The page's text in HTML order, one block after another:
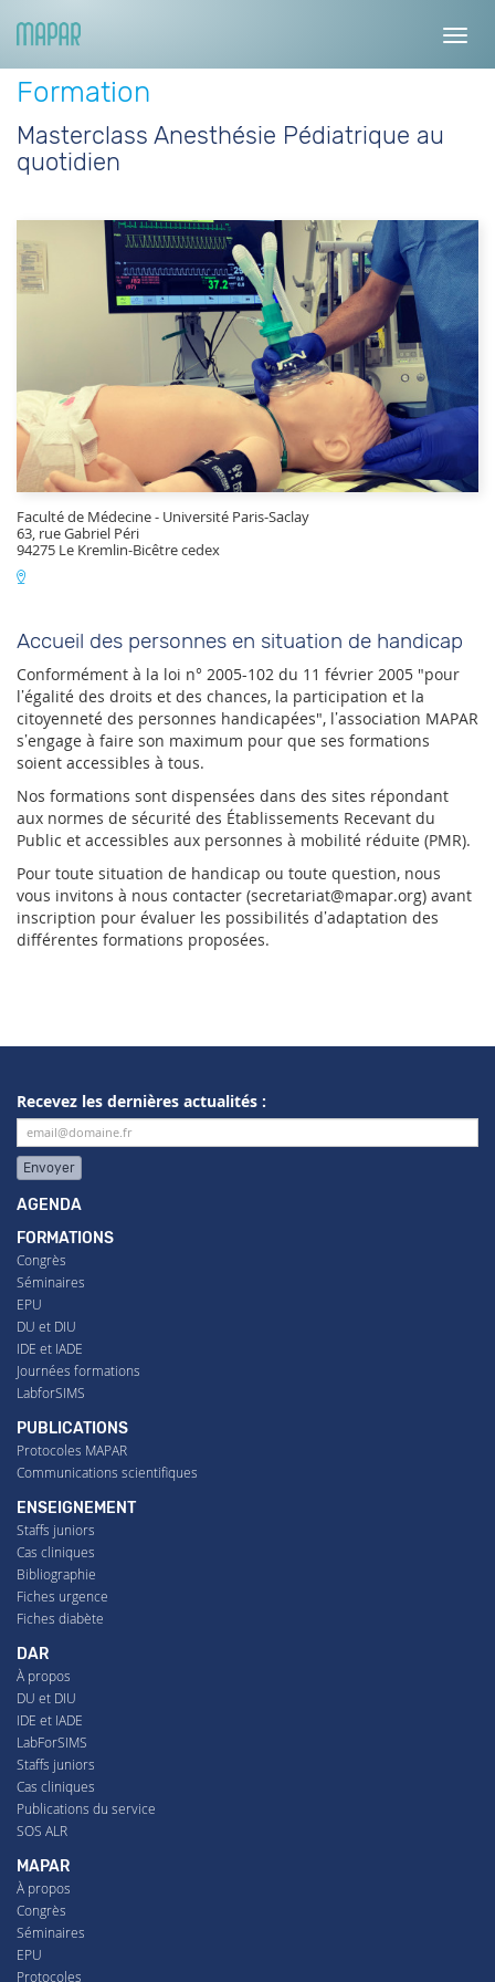
Formation
Masterclass Anesthésie Pédiatrique au
quotidien
Faculté de Médecine - Université Paris-Saclay
63, rue Gabriel Péri
94275 Le Kremlin-Bicêtre cedex
Accueil des personnes en situation de handicap
Conformément à la loi n° 2005-102 du 11 février 2005 "pour
l’égalité des droits et des chances, la participation et la
citoyenneté des personnes handicapées", l’association MAPAR
s’engage à faire son maximum pour que ses formations
soient accessibles à tous.
Nos formations sont dispensées dans des sites répondant
aux normes de sécurité des Établissements Recevant du
Public et accessibles aux personnes à mobilité réduite (PMR).
Pour toute situation de handicap ou toute question, nous
vous invitons à nous contacter (secretariat@mapar.org) avant
inscription pour évaluer les possibilités d’adaptation des
différentes formations proposées.
Recevez les dernières actualités :
Envoyer
AGENDA
FORMATIONS
Congrès
Séminaires
EPU
DU et DIU
IDE et IADE
Journées formations
LabforSIMS
PUBLICATIONS
Protocoles MAPAR
Communications scientifiques
ENSEIGNEMENT
Staffs juniors
Cas cliniques
Bibliographie
Fiches urgence
Fiches diabète
DAR
À propos
DU et DIU
IDE et IADE
LabForSIMS
Staffs juniors
Cas cliniques
Publications du service
SOS ALR
MAPAR
À propos
Congrès
Séminaires
EPU
Protocoles